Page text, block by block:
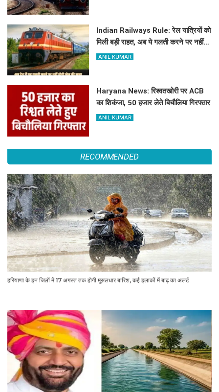
Indian Railways Rule: रेल यात्रियों को
मिली बड़ी राहत, अब ये गलती करने पर नहीं
होगी कोई सजा
ANIL KUMAR
Haryana News: रिश्वतखोरी पर ACB
का शिकंजा, 50 हजार लेते बिचौलिया गिरफ्तार
ANIL KUMAR
RECOMMENDED
हरियाणा के इन जिलों में 17 अगस्त तक होगी मूसलधार बारिश, कई इलाकों में बाढ़ का अलर्ट